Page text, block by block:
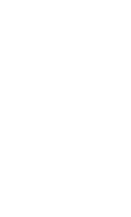
không, cung cấp giá
được cập nhật.
thẻ tín dụng, ví điện tử
hàng, đảm bảo giao
các dịch vụ bổ sung